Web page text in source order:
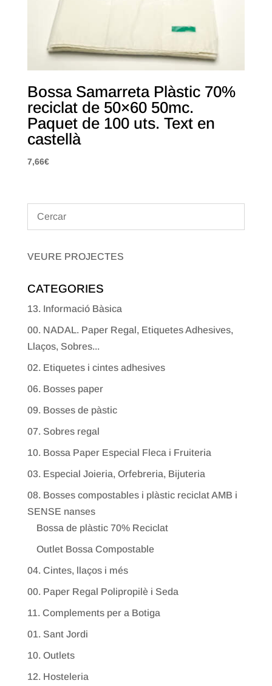
Bossa Samarreta Plàstic 70%
reciclat de 50×60 50mc.
Paquet de 100 uts. Text en
castellà
7,66€
VEURE PROJECTES
CATEGORIES
13. Informació Bàsica
00. NADAL. Paper Regal, Etiquetes Adhesives,
Llaços, Sobres...
02. Etiquetes i cintes adhesives
06. Bosses paper
09. Bosses de pàstic
07. Sobres regal
10. Bossa Paper Especial Fleca i Fruiteria
03. Especial Joieria, Orfebreria, Bijuteria
08. Bosses compostables i plàstic reciclat AMB i
SENSE nanses
Bossa de plàstic 70% Reciclat
Outlet Bossa Compostable
04. Cintes, llaços i més
00. Paper Regal Polipropilè i Seda
11. Complements per a Botiga
01. Sant Jordi
10. Outlets
12. Hosteleria